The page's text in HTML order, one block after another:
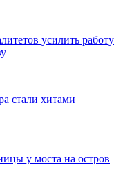
усилить работу
стали хитами
у моста на остров